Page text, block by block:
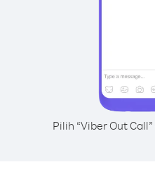
Pilih “Viber Out